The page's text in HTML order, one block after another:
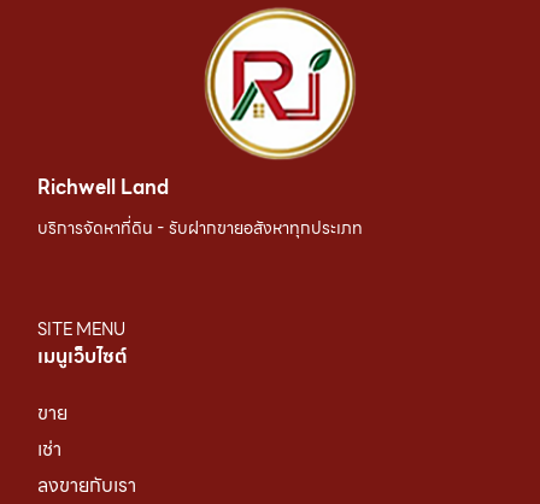
Richwell Land
บริการจัดหาที่ดิน - รับฝากขายอสังหาทุกประเภท
SITE MENU
เมนูเว็บไซต์
ขาย
เช่า
ลงขายกับเรา